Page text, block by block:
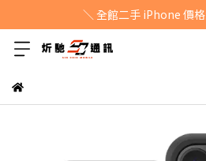
＼ 全館二手 iPhone 價